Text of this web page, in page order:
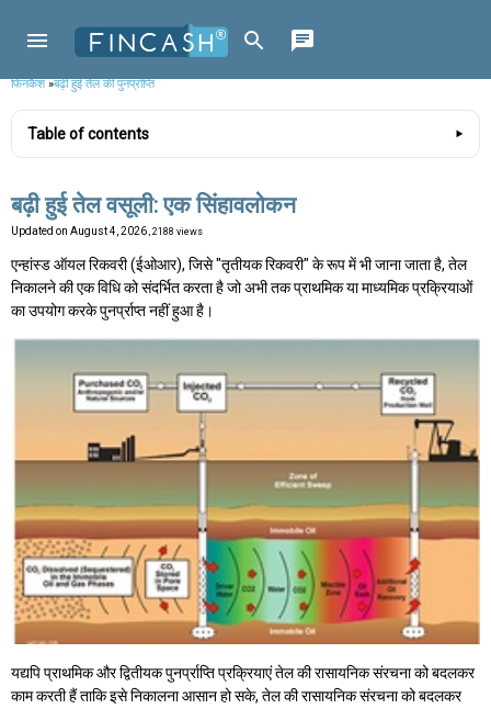
फिनकैश»बढ़ी हुई तेल की पुनर्प्राप्ति
Table of contents
बढ़ी हुई तेल वसूली: एक सिंहावलोकन
Updated on August 4, 2026 , 2188 views
एन्हांस्ड ऑयल रिकवरी (ईओआर), जिसे "तृतीयक रिकवरी" के रूप में भी जाना जाता है, तेल
निकालने की एक विधि को संदर्भित करता है जो अभी तक प्राथमिक या माध्यमिक प्रक्रियाओं
का उपयोग करके पुनर्प्राप्त नहीं हुआ है।
यद्यपि प्राथमिक और द्वितीयक पुनर्प्राप्ति प्रक्रियाएं तेल की रासायनिक संरचना को बदलकर
काम करती हैं ताकि इसे निकालना आसान हो सके, तेल की रासायनिक संरचना को बदलकर